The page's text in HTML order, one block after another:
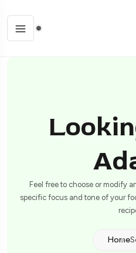
Feel free to choose or modify
specific focus and tone of your
Home